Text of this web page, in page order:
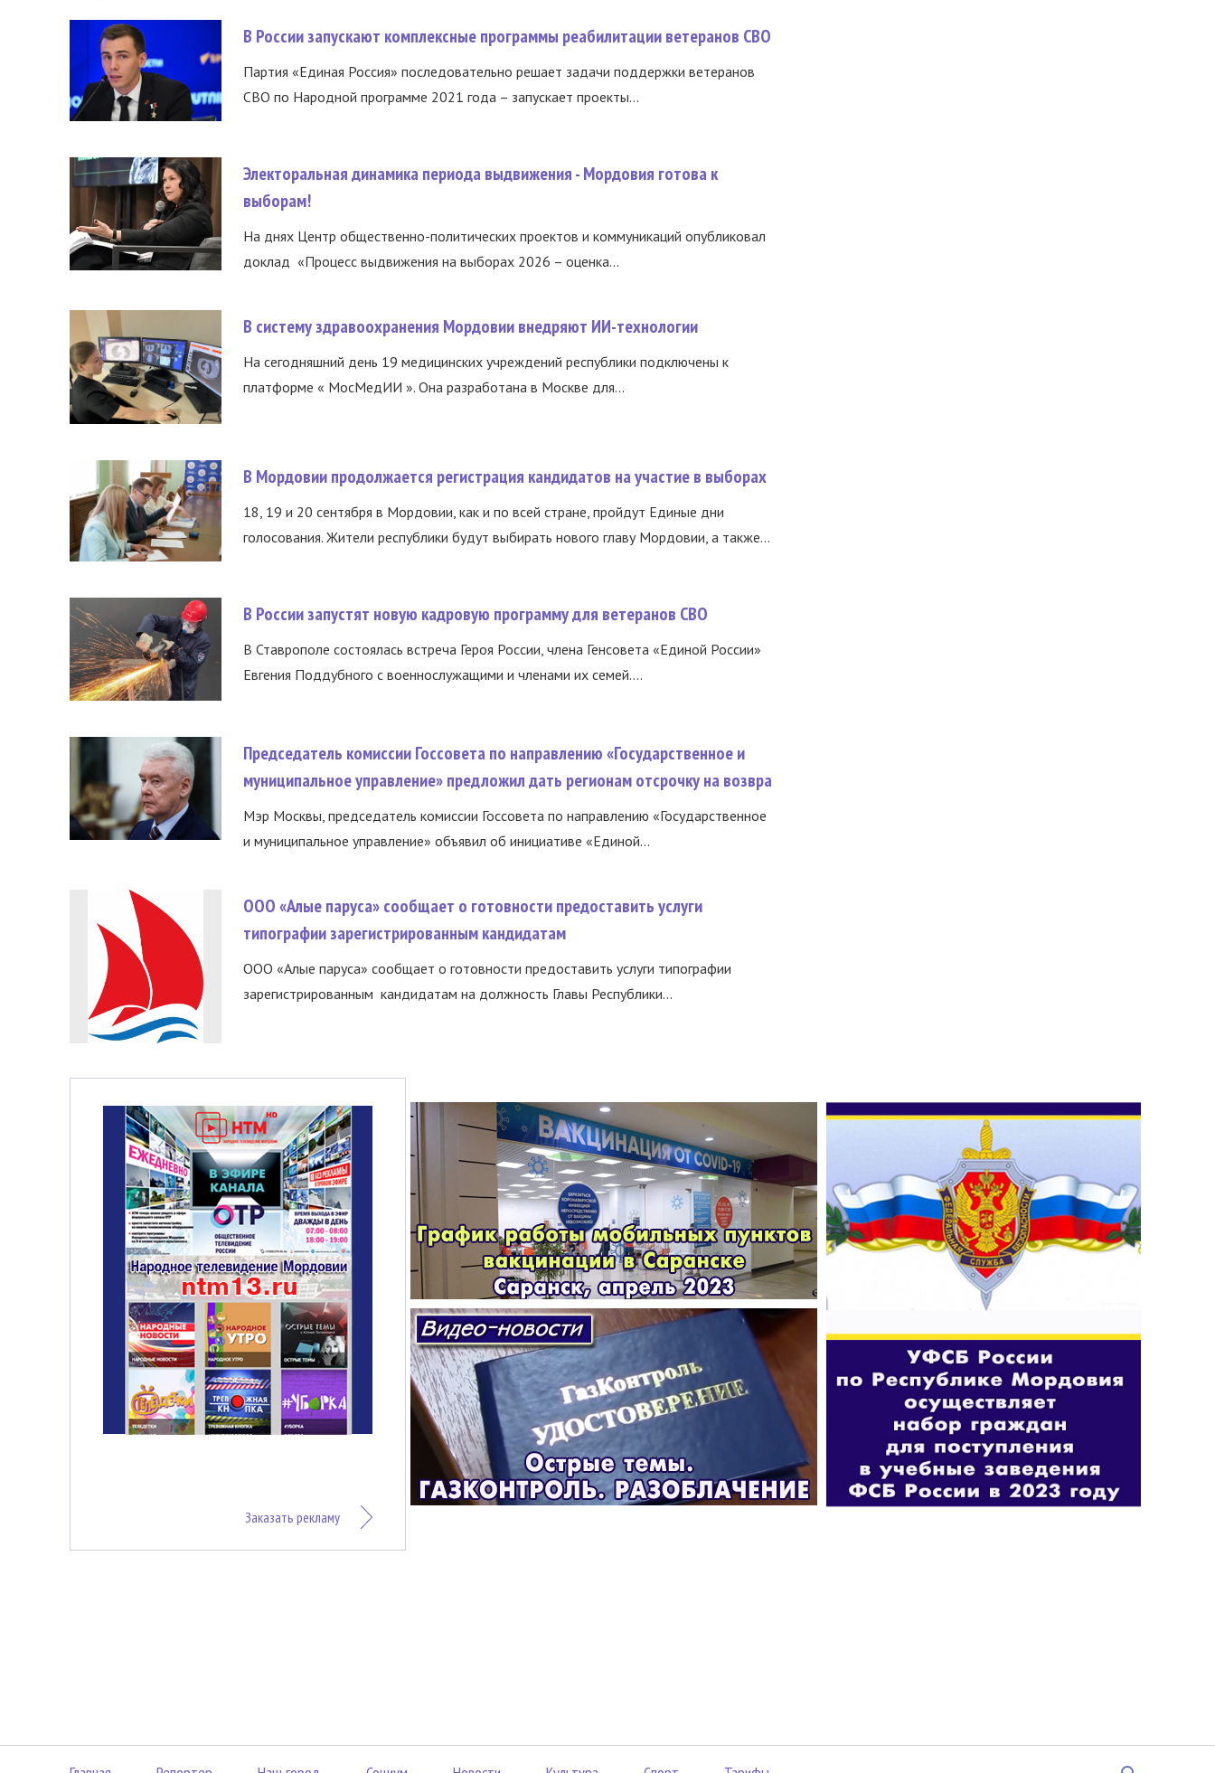
В России запускают комплексные программы реабилитации ветеранов СВО
Партия «Единая Россия» последовательно решает задачи поддержки ветеранов
СВО по Народной программе 2021 года – запускает проекты...
Электоральная динамика периода выдвижения - Мордовия готова к
выборам!
На днях Центр общественно-политических проектов и коммуникаций опубликовал
доклад «Процесс выдвижения на выборах 2026 – оценка...
В систему здравоохранения Мордовии внедряют ИИ-технологии
На сегодняшний день 19 медицинских учреждений республики подключены к
платформе « МосМедИИ ». Она разработана в Москве для...
В Мордовии продолжается регистрация кандидатов на участие в выборах
18, 19 и 20 сентября в Мордовии, как и по всей стране, пройдут Единые дни
голосования. Жители республики будут выбирать нового главу Мордовии, а также...
В России запустят новую кадровую программу для ветеранов СВО
В Ставрополе состоялась встреча Героя России, члена Генсовета «Единой России»
Евгения Поддубного с военнослужащими и членами их семей....
Председатель комиссии Госсовета по направлению «Государственное и
муниципальное управление» предложил дать регионам отсрочку на возвра
Мэр Москвы, председатель комиссии Госсовета по направлению «Государственное
и муниципальное управление» объявил об инициативе «Единой...
ООО «Алые паруса» сообщает о готовности предоставить услуги
типографии зарегистрированным кандидатам
ООО «Алые паруса» сообщает о готовности предоставить услуги типографии
зарегистрированным кандидатам на должность Главы Республики...
Заказать рекламу